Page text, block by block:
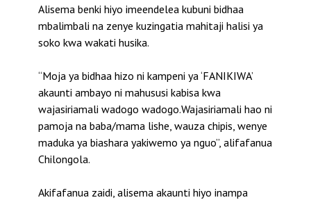
Alisema benki hiyo imeendelea kubuni bidhaa
mbalimbali na zenye kuzingatia mahitaji halisi ya
soko kwa wakati husika.
“Moja ya bidhaa hizo ni kampeni ya ‘FANIKIWA’
akaunti ambayo ni mahususi kabisa kwa
wajasiriamali wadogo wadogo.Wajasiriamali hao ni
pamoja na baba/mama lishe, wauza chipis, wenye
maduka ya biashara yakiwemo ya nguo”, alifafanua
Chilongola.
Akifafanua zaidi, alisema akaunti hiyo inampa